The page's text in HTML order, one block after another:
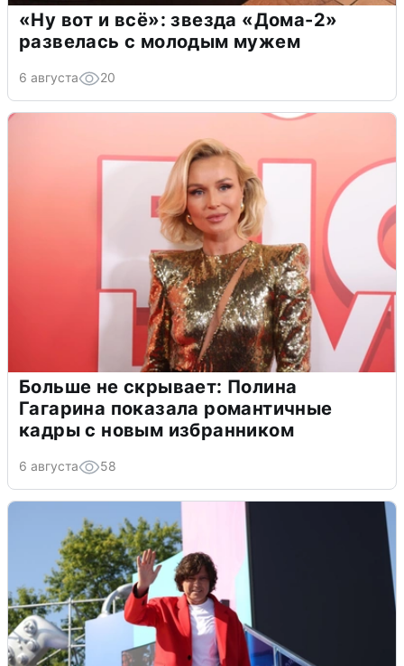
«Ну вот и всё»: звезда «Дома-2»
развелась с молодым мужем
6 августа 20
Больше не скрывает: Полина
Гагарина показала романтичные
кадры с новым избранником
6 августа 58